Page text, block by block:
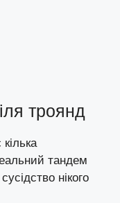
троянд
тандем
нікого